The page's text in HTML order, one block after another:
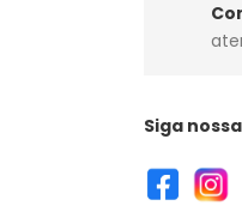
Siga